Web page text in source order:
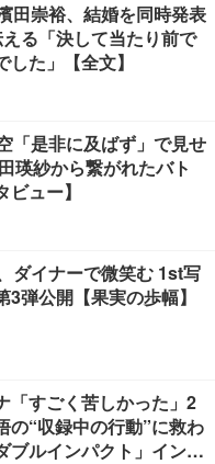
田崇裕、結婚を同時発表
る「決して当たり前で
た」【全文】
「是非に及ばず」で見せ
瑛紗から繋がれたバト
ュー】
ダイナーで微笑む 1st写
弾公開【果実の歩幅】
「すごく苦しかった」2
の“収録中の行動”に救わ
ブルインパクト」インタ